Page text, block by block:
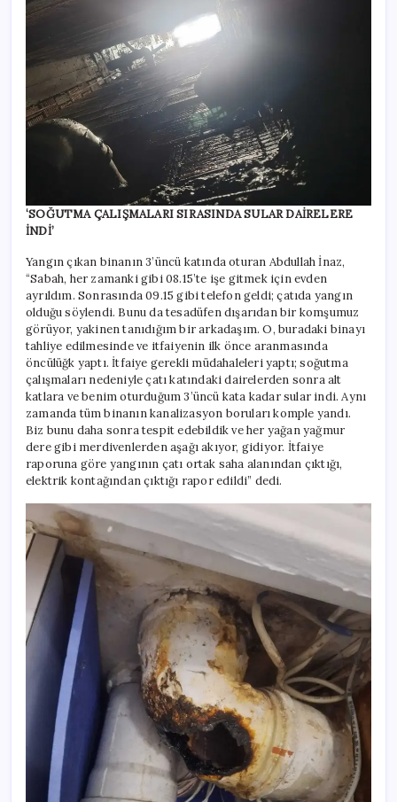
‘SOĞUTMA ÇALIŞMALARI SIRASINDA SULAR DAİRELERE
İNDİ’
Yangın çıkan binanın 3’üncü katında oturan Abdullah İnaz,
“Sabah, her zamanki gibi 08.15’te işe gitmek için evden
ayrıldım. Sonrasında 09.15 gibi telefon geldi; çatıda yangın
olduğu söylendi. Bunu da tesadüfen dışarıdan bir komşumuz
görüyor, yakinen tanıdığım bir arkadaşım. O, buradaki binayı
tahliye edilmesinde ve itfaiyenin ilk önce aranmasında
öncülüğk yaptı. İtfaiye gerekli müdahaleleri yaptı; soğutma
çalışmaları nedeniyle çatı katındaki dairelerden sonra alt
katlara ve benim oturduğum 3’üncü kata kadar sular indi. Aynı
zamanda tüm binanın kanalizasyon boruları komple yandı.
Biz bunu daha sonra tespit edebildik ve her yağan yağmur
dere gibi merdivenlerden aşağı akıyor, gidiyor. İtfaiye
raporuna göre yangının çatı ortak saha alanından çıktığı,
elektrik kontağından çıktığı rapor edildi” dedi.